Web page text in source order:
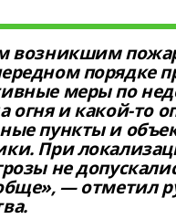
возникшим
порядке
меры по
огня и какой-то
пункты и
При
не
— отметил